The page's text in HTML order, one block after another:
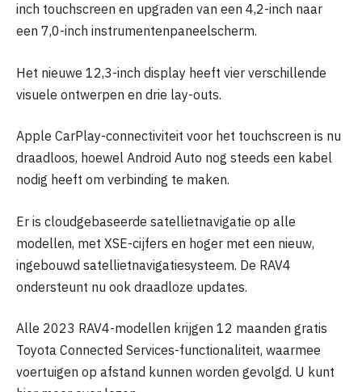
inch touchscreen en upgraden van een 4,2-inch naar
een 7,0-inch instrumentenpaneelscherm.
Het nieuwe 12,3-inch display heeft vier verschillende
visuele ontwerpen en drie lay-outs.
Apple CarPlay-connectiviteit voor het touchscreen is nu
draadloos, hoewel Android Auto nog steeds een kabel
nodig heeft om verbinding te maken.
Er is cloudgebaseerde satellietnavigatie op alle
modellen, met XSE-cijfers en hoger met een nieuw,
ingebouwd satellietnavigatiesysteem. De RAV4
ondersteunt nu ook draadloze updates.
Alle 2023 RAV4-modellen krijgen 12 maanden gratis
Toyota Connected Services-functionaliteit, waarmee
voertuigen op afstand kunnen worden gevolgd. U kunt